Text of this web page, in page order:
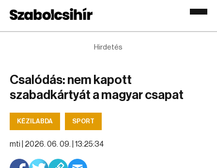
Hirdetés
Csalódás: nem kapott
szabadkártyát a magyar csapat
KÉZILABDA SPORT
mti | 2026. 06. 09. | 13:25:34